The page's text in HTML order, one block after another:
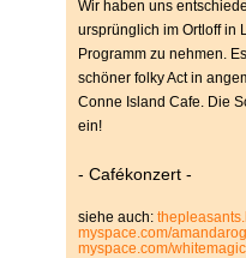
Wir haben uns
ursprünglich im Ortloff in
Programm zu nehmen.
schöner folky Act in
Conne Island Cafe. Die
ein!
- Cafékonzert -
siehe auch:
myspace.com/
myspace.com/